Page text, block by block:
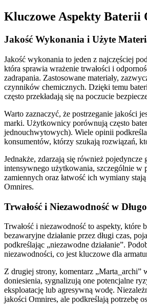
Kluczowe Aspekty Baterii
Jakość Wykonania i Użyte
Jakość wykonania to jeden z najczęściej
która sprawia wrażenie trwałości i
zadrapania. Zastosowane materiały,
czynników chemicznych. Dzięki temu
często przekładają się na poczucie
Warto zaznaczyć, że postrzeganie jakości
marki. Użytkownicy porównują często
jednouchwytowych). Wiele opinii
konsumentów, którzy szukają rozwiązań,
Jednakże, zdarzają się również
intensywnego użytkowania, szczególnie w
zamiennych oraz łatwość ich wymiany
Omnires.
Trwałość i Niezawodność w
Trwałość i niezawodność to aspekty,
bezawaryjne działanie przez długi czas,
podkreślając „niezawodne działanie”.
niezawodności, co jest kluczowe dla
Z drugiej strony, komentarz „Marta_archi”
doniesienia, sygnalizują one potencjalne
eksploatację lub agresywną wodę.
jakości Omnires, ale podkreślają potrzebę